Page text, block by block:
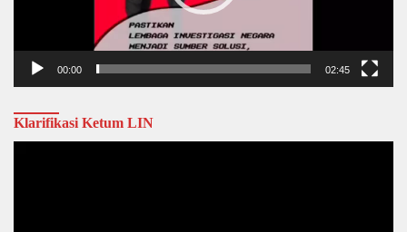
00:00 02:45
Klarifikasi Ketum LIN